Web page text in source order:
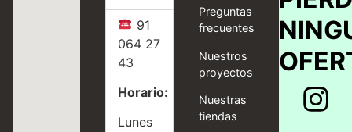
91
064 27
43
Horario:
Lunes
Preguntas
frecuentes
Nuestros
proyectos
Nuestras
tiendas